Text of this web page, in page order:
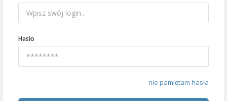
Hasło
nie pamiętam hasła